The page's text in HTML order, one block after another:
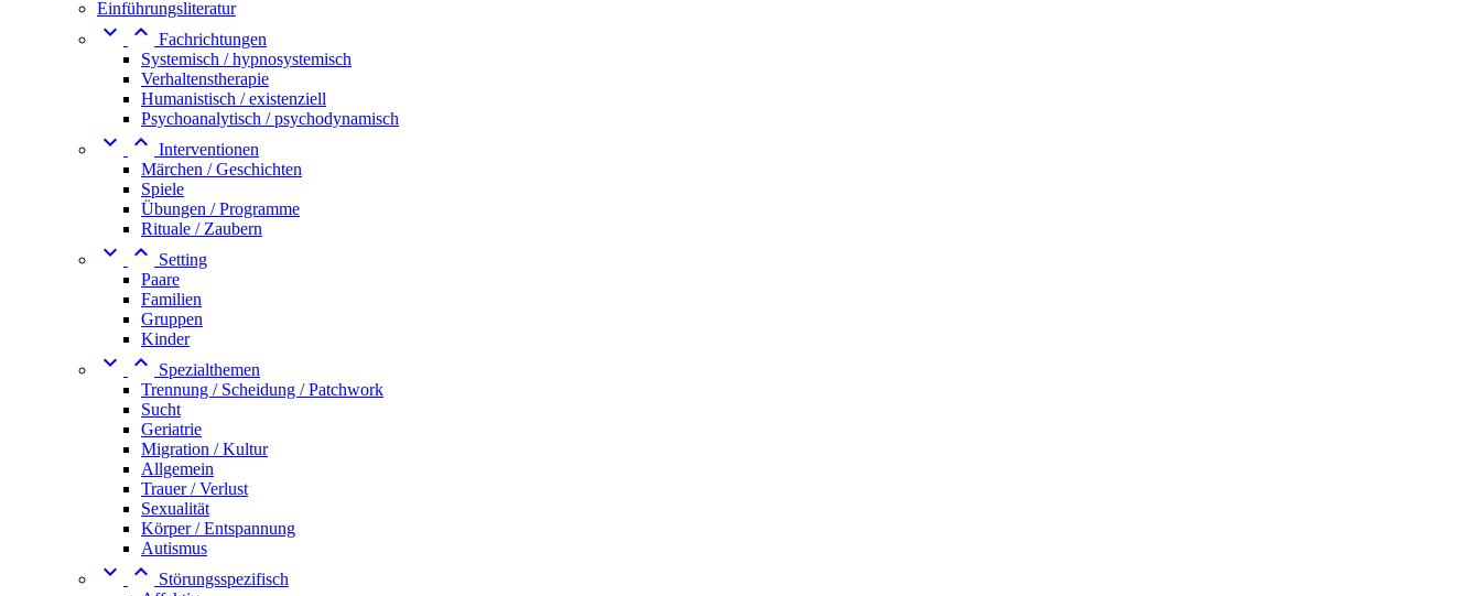
Einführungsliteratur
  Fachrichtungen
Systemisch / hypnosystemisch
Verhaltenstherapie
Humanistisch / existenziell
Psychoanalytisch / psychodynamisch
  Interventionen
Märchen / Geschichten
Spiele
Übungen / Programme
Rituale / Zaubern
 
Setting
Paare
Familien
Gruppen
Kinder
 
Spezialthemen
Trennung / Scheidung / Patchwork
Sucht
Geriatrie
Migration / Kultur
Allgemein
Trauer / Verlust
Sexualität
Körper / Entspannung
Autismus
 
Störungsspezifisch